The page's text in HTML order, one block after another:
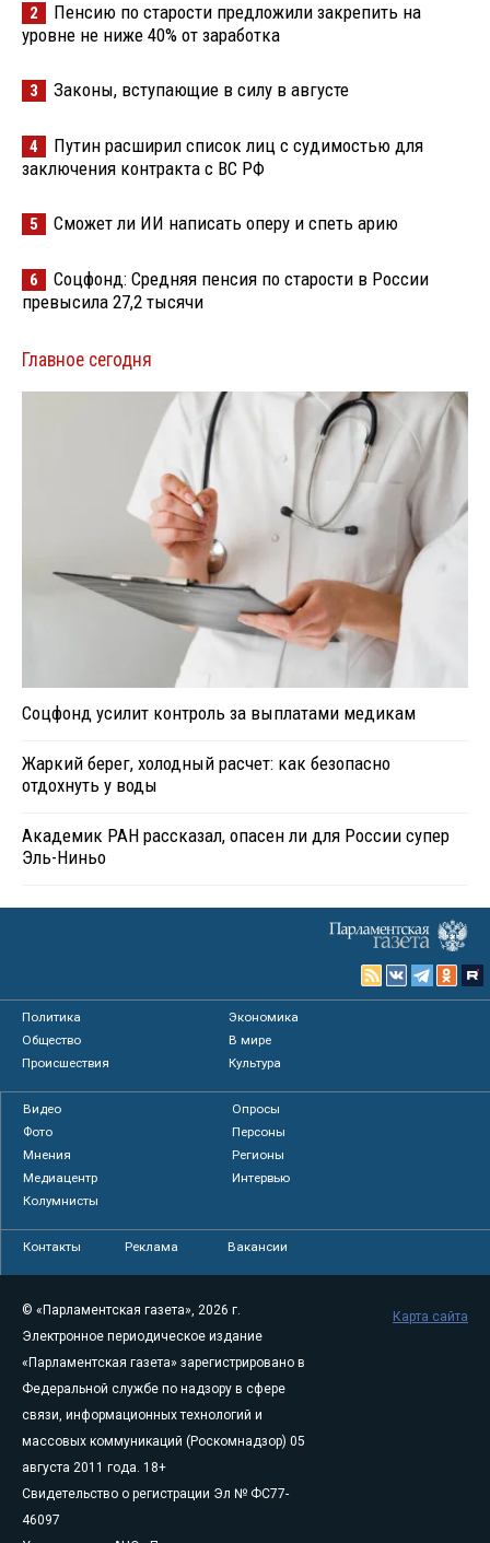
2
Пенсию по старости предложили закрепить на
уровне не ниже 40% от заработка
3 Законы, вступающие в силу в августе
4
Путин расширил список лиц с судимостью для
заключения контракта с ВС РФ
5 Сможет ли ИИ написать оперу и спеть арию
6
Соцфонд: Средняя пенсия по старости в России
превысила 27,2 тысячи
Главное сегодня
Соцфонд усилит контроль за выплатами медикам
Жаркий берег, холодный расчет: как безопасно
отдохнуть у воды
Академик РАН рассказал, опасен ли для России супер
Эль-Ниньо
Политика
Экономика
Общество
В мире
Происшествия
Культура
Видео
Опросы
Фото
Персоны
Мнения
Регионы
Медиацентр
Интервью
Колумнисты
Контакты Реклама Вакансии
© «Парламентская газета», 2026 г.
Электронное периодическое издание
«Парламентская газета» зарегистрировано в
Федеральной службе по надзору в сфере
связи, информационных технологий и
массовых коммуникаций (Роскомнадзор) 05
августа 2011 года. 18+
Свидетельство о регистрации Эл № ФС77-
46097
Карта сайта